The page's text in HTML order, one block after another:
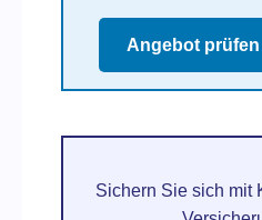
Angebot
Sichern Sie sich mit